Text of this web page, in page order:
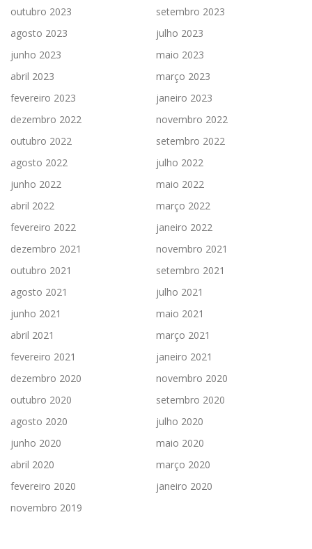
outubro 2023
setembro 2023
agosto 2023
julho 2023
junho 2023
maio 2023
abril 2023
março 2023
fevereiro 2023
janeiro 2023
dezembro 2022
novembro 2022
outubro 2022
setembro 2022
agosto 2022
julho 2022
junho 2022
maio 2022
abril 2022
março 2022
fevereiro 2022
janeiro 2022
dezembro 2021
novembro 2021
outubro 2021
setembro 2021
agosto 2021
julho 2021
junho 2021
maio 2021
abril 2021
março 2021
fevereiro 2021
janeiro 2021
dezembro 2020
novembro 2020
outubro 2020
setembro 2020
agosto 2020
julho 2020
junho 2020
maio 2020
abril 2020
março 2020
fevereiro 2020
janeiro 2020
novembro 2019